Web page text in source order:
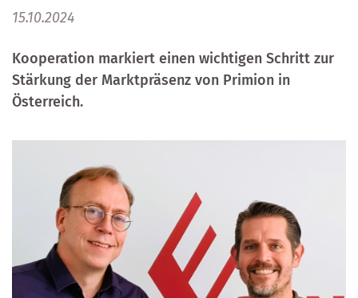
15.10.2024
Kooperation markiert einen wichtigen Schritt zur
Stärkung der Marktpräsenz von Primion in
Österreich.